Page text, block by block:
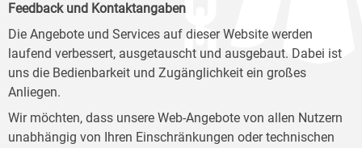
Feedback und Kontaktangaben
Die Angebote und Services auf dieser Website werden
laufend verbessert, ausgetauscht und ausgebaut. Dabei ist
uns die Bedienbarkeit und Zugänglichkeit ein großes
Anliegen.
Wir möchten, dass unsere Web-Angebote von allen Nutzern
unabhängig von Ihren Einschränkungen oder technischen